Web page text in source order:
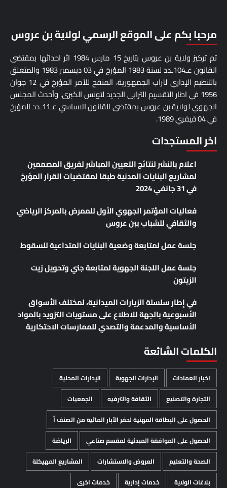
مرحبا بكم على الموقع الرسمي لولاية بن عروس
تم تركيز ولاية بن عروس بتاريخ 15 مارس 1984 اثر احداثها بمقتضى
القانون عـ104ـدد لسنة 1983 المؤرخ في 03 ديسمبر 1983 والمتعلق
بالتنظيم اﻹداري لتراب الجمهورية، المنقح للأمر المؤرخ في 12 جوان
1956 في اطار التقسيم الترابي الجديد لتونس الكبرى. وأحدث المجلس
الجهوي لولاية بن عروس بمقتضى القانون الاساسي عـ11ـدد المؤرخ
في 04 فيفري 1989.
اخر المستجدات
اعلام بالنشر لنتائج التعيين المباشر لفريق المصممين
لمشاريع البنايات المدنية طبقا لمقتضيات القرار المؤرخ
في 31 جانفي 2024
فعاليات المؤتمر الجهوي الأول للممرض بالمركز الرياضي
والثقافي للشباب ببن عروس
جلسة عمل لمتابعة وضعية البنايات المتداعية للسقوط
جلسة عمل اللجنة الجهوية لمتابعة جني وتحويل زيت
الزيتون
في إطار سلسلة الزيارات الميدانية، لمختلف الأسواق
الأسبوعية بالجهة للاطلاع على مستويات التزويد بالمواد
الأساسية والمدعمة والتصدي للممارسات الاحتكارية
الكلمات الشائعة
اخبار العمادات الإدارات الجهوية
الإدارات المحلية
التجارة والتصنيع
الثقافة والترفيه
الجمعيات
الحصول على البطاقة المهنية لحفر الآبار المائية من الصنف أ
الحصول على الموافقة المبدئية لمقسم صناعي
الرياضة
الصحة والتعليم
العروض والاستشارات
المشاريع المهيكلة
بلاغات الولاية
خدمات إدارية خدمات اخرى